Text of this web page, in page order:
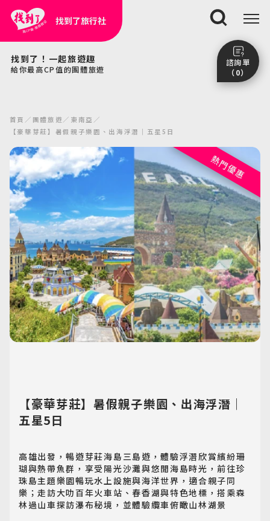
找到了旅行社
找到了！一起旅遊趣
給你最高CP值的團體旅遊
搜尋
諮詢單
（0）
前往諮詢單頁面
首頁 團體旅遊
東南亞
【豪華芽莊】暑假親子樂園、出海浮潛｜五星5日
熱門優惠
【豪華芽莊】暑假親子樂園、出海浮潛｜
五星5日
高雄出發，暢遊芽莊海島三島遊，體驗浮潛欣賞繽紛珊
瑚與熱帶魚群，享受陽光沙灘與悠閒海島時光，前往珍
珠島主題樂園暢玩水上設施與海洋世界，適合親子同
樂；走訪大叻百年火車站、春香湖與特色地標，搭乘森
林過山車探訪瀑布秘境，並體驗纜車俯瞰山林湖景